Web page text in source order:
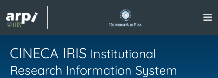
CINECA IRIS Institutional
Research Information System